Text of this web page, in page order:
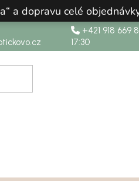
a dopravu celé
+421 918 669
17:30